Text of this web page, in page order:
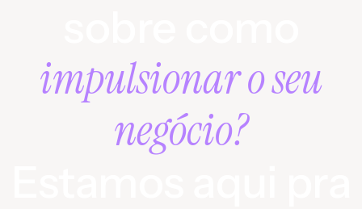
impulsionar o seu
negócio?